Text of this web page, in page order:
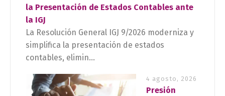
la Presentación de Estados Contables ante
la IGJ
La Resolución General IGJ 9/2026 moderniza y
simplifica la presentación de estados
contables, elimin...
4 agosto, 2026
Presión